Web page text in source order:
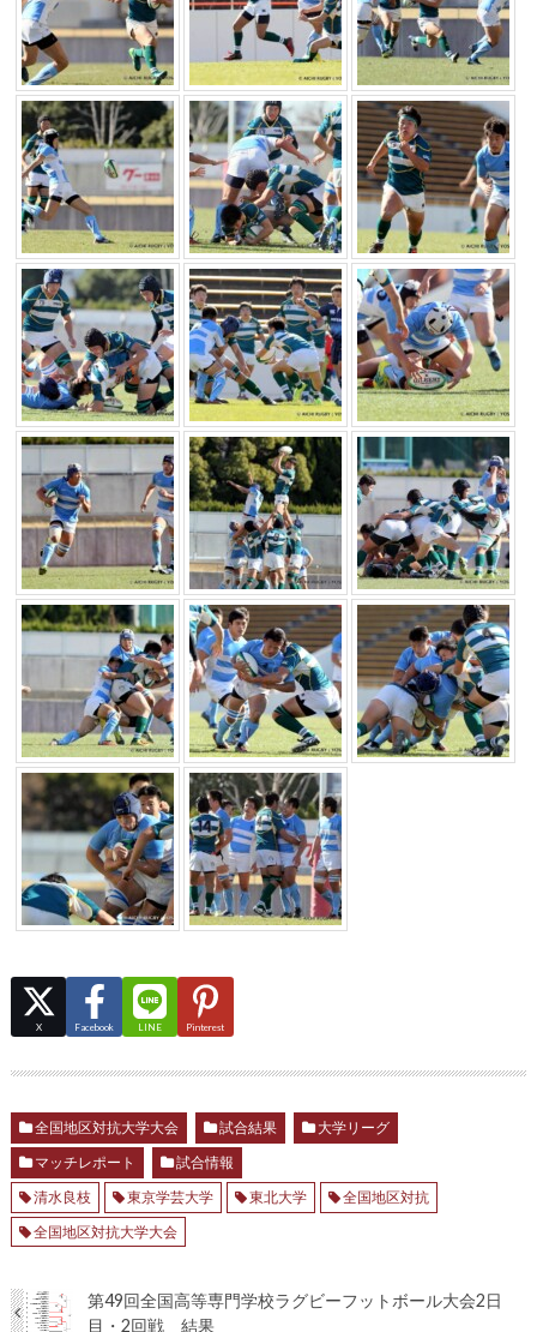
X Facebook LINE Pinterest
全国地区対抗大学大会 試合結果
大学リーグ
マッチレポート
試合情報
清水良枝
東京学芸大学 東北大学
全国地区対抗
全国地区対抗大学大会
第49回全国高等専門学校ラグビーフットボール大会2日
目・2回戦 結果